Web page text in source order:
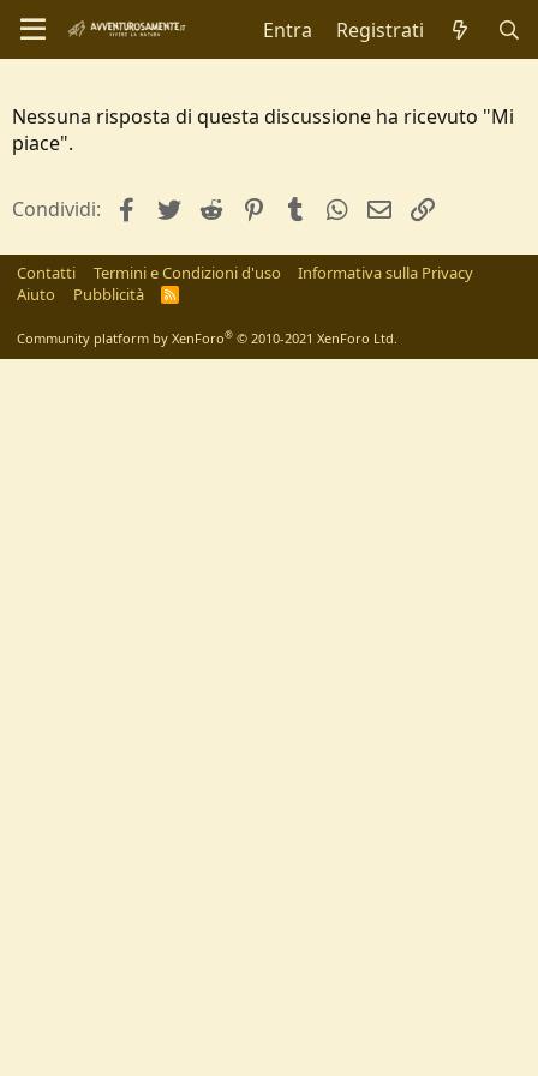
Entra Registrati
Nessuna risposta di questa discussione ha ricevuto "Mi
piace".
Condividi: facebookTwitterReddit PinterestTumblrWhatsApp
e-mail
Contatti Termini e Condizioni d'uso
Informativa sulla Privacy
Aiuto
Pubblicità
R
Community platform by XenForo® © 2010-2021 XenForo Ltd.